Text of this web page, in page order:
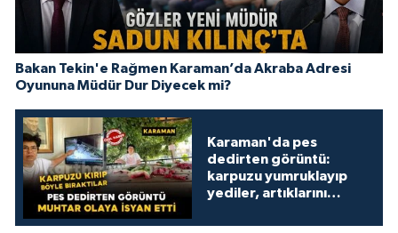
Bakan Tekin'e Rağmen Karaman’da Akraba Adresi
Oyununa Müdür Dur Diyecek mi?
Karaman'da pes
dedirten görüntü:
karpuzu yumruklayıp
yediler, artıklarını